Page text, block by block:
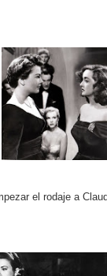
el rodaje a